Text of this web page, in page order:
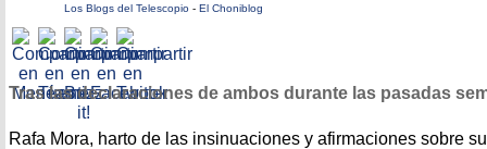
Los Blogs del Telescopio - El Choniblog
Tras las declaraciones de ambos durante las pasadas
Rafa Mora, harto de las insinuaciones y afirmaciones sobre